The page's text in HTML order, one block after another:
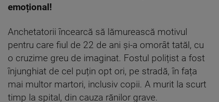
emoțional!
Anchetatorii încearcă să lămurească motivul
pentru care fiul de 22 de ani și-a omorât tatăl, cu
o cruzime greu de imaginat. Fostul polițist a fost
înjunghiat de cel puțin opt ori, pe stradă, în fața
mai multor martori, inclusiv copii. A murit la scurt
timp la spital, din cauza rănilor grave.